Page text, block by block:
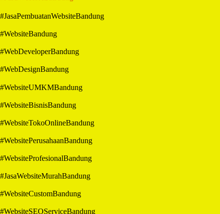
#JasaPembuatanWebsiteBandung
#WebsiteBandung
#WebDeveloperBandung
#WebDesignBandung
#WebsiteUMKMBandung
#WebsiteBisnisBandung
#WebsiteTokoOnlineBandung
#WebsitePerusahaanBandung
#WebsiteProfesionalBandung
#JasaWebsiteMurahBandung
#WebsiteCustomBandung
#WebsiteSEOServiceBandung